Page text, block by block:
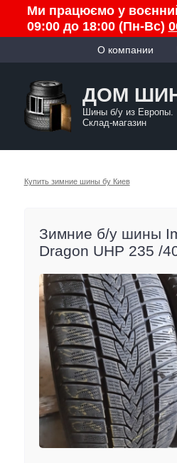
Ми працюємо у
09:00 до 18:00 (Пн-Вс)
О компании
ДОМ
Шины б/у из Европы.
Склад-магазин
Купить зимние шины бу Киев
Зимние б/у шины
Dragon UHP 235 /